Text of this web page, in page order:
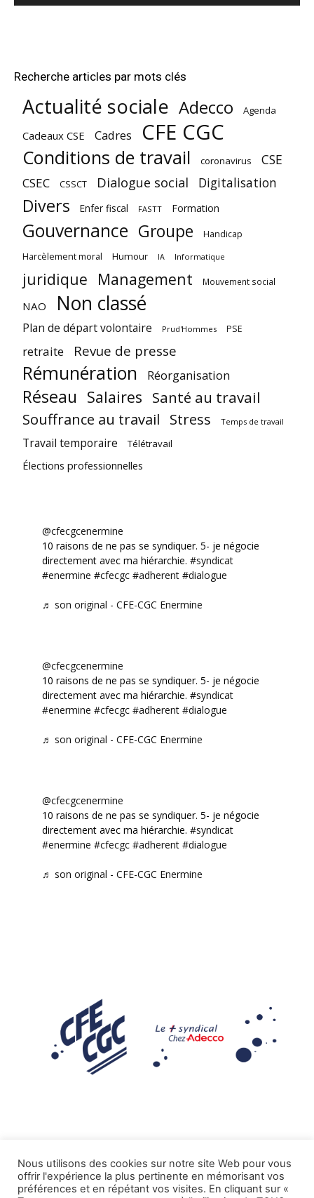
Recherche articles par mots clés
Actualité sociale Adecco Agenda
Cadeaux CSE Cadres CFE CGC
Conditions de travail coronavirus CSE
CSEC CSSCT Dialogue social Digitalisation
Divers Enfer fiscal FASTT Formation
Gouvernance Groupe Handicap
Harcèlement moral Humour IA Informatique
juridique Management Mouvement social
NAO Non classé
Plan de départ volontaire Prud'Hommes PSE
retraite Revue de presse
Rémunération Réorganisation
Réseau Salaires Santé au travail
Souffrance au travail Stress Temps de travail
Travail temporaire Télétravail
Élections professionnelles
@cfecgcenermine
10 raisons de ne pas se syndiquer. 5- je négocie
directement avec ma hiérarchie. #syndicat
#enermine #cfecgc #adherent #dialogue
♬ son original - CFE-CGC Enermine
@cfecgcenermine
10 raisons de ne pas se syndiquer. 5- je négocie
directement avec ma hiérarchie. #syndicat
#enermine #cfecgc #adherent #dialogue
♬ son original - CFE-CGC Enermine
@cfecgcenermine
10 raisons de ne pas se syndiquer. 5- je négocie
directement avec ma hiérarchie. #syndicat
#enermine #cfecgc #adherent #dialogue
♬ son original - CFE-CGC Enermine
Mentions légales
Nous utilisons des cookies sur notre site Web pour vous
offrir l'expérience la plus pertinente en mémorisant vos
préférences et en répétant vos visites. En cliquant sur «